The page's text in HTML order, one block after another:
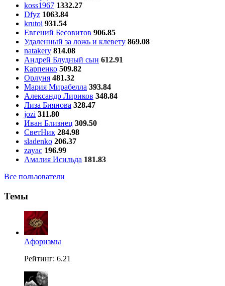
koss1967 1332.27
Dfyz 1063.84
krutoi 931.54
Евгений Бесовитов 906.85
Удаленный за ложь и клевету 869.08
natakery 814.08
Андрей Блудный сын 612.91
Карпенко 509.82
Орлуня 481.32
Мария Мирабелла 393.84
Александр Лириков 348.84
Лиза Биянова 328.47
jozi 311.80
Иван Близнец 309.50
СветНик 284.98
sladenko 206.37
zayac 196.99
Амалия Исильда 181.83
Все пользователи
Темы
Aфоризмы
Рейтинг: 6.21